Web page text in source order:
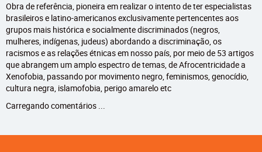
Obra de referência, pioneira em realizar o intento de ter especialistas
brasileiros e latino-americanos exclusivamente pertencentes aos
grupos mais histórica e socialmente discriminados (negros,
mulheres, indígenas, judeus) abordando a discriminação, os
racismos e as relações étnicas em nosso país, por meio de 53 artigos
que abrangem um amplo espectro de temas, de Afrocentricidade a
Xenofobia, passando por movimento negro, feminismos, genocídio,
cultura negra, islamofobia, perigo amarelo etc
Carregando comentários ...